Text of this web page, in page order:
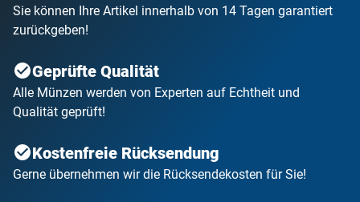
Sie können Ihre Artikel innerhalb von 14 Tagen garantiert
zurückgeben!
Geprüfte Qualität
Alle Münzen werden von Experten auf Echtheit und
Qualität geprüft!
Kostenfreie Rücksendung
Gerne übernehmen wir die Rücksendekosten für Sie!